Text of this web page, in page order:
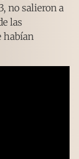
no salieron a
las
habían